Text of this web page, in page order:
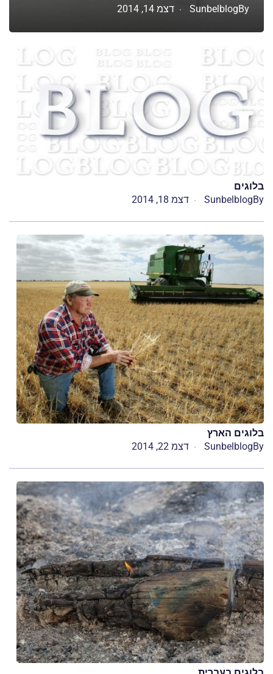
By
Sunbelblog דצמ 14, 2014
בלוגים
By
Sunbelblog דצמ 18, 2014
בלוגים הארץ
By
Sunbelblog דצמ 22, 2014